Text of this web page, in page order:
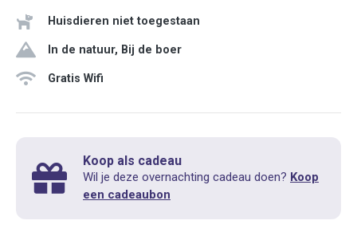
Huisdieren niet toegestaan
In de natuur, Bij de boer
Gratis Wifi
Koop als cadeau
Wil je deze overnachting cadeau doen? Koop
een cadeaubon